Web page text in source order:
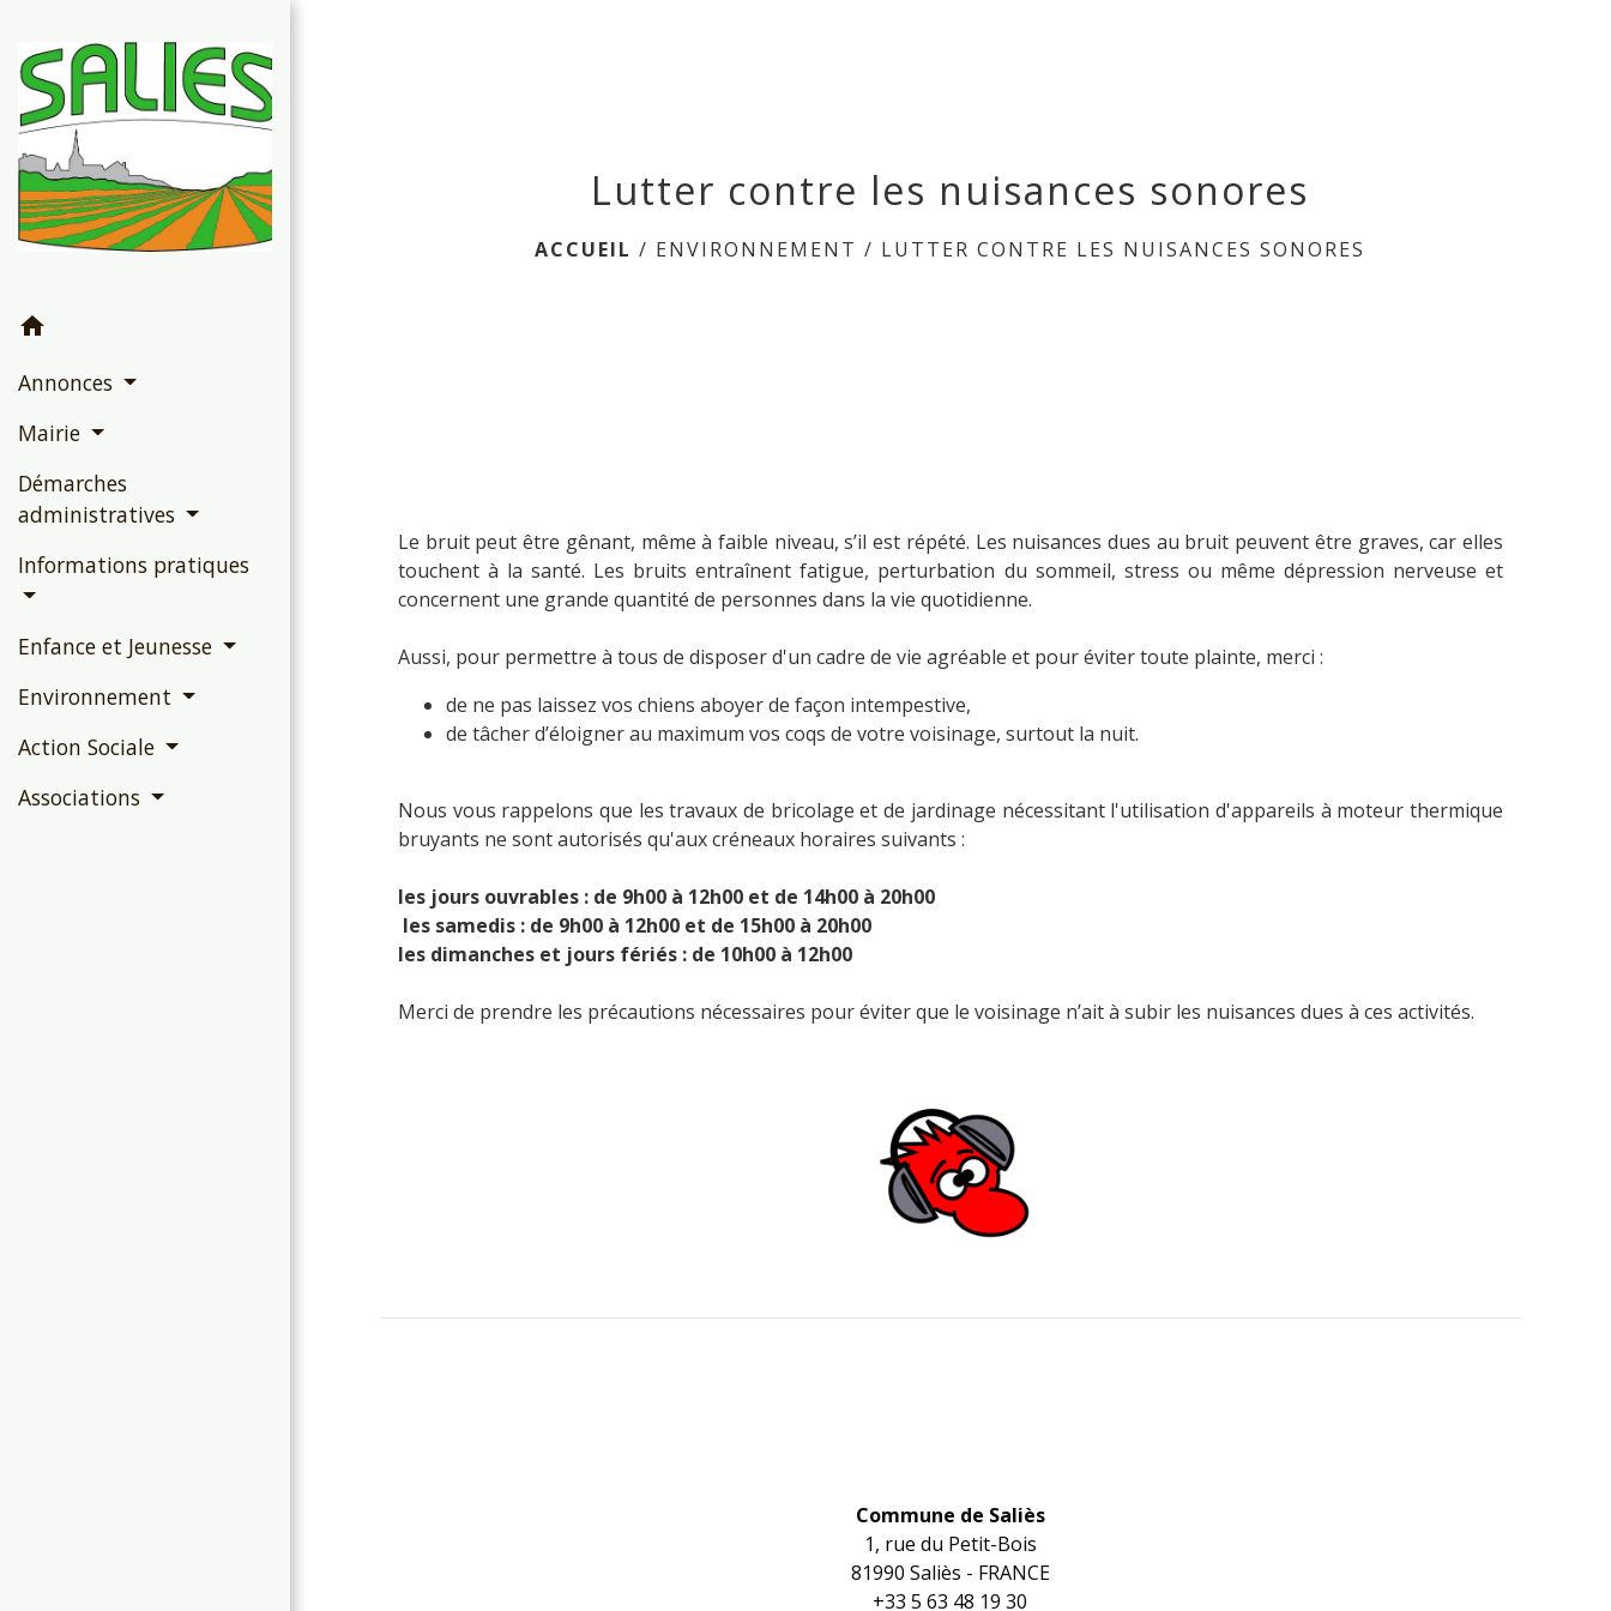
home
Annonces
Mairie
Démarches
administratives
Informations pratiques
Enfance et Jeunesse
Environnement
Action Sociale
Associations
Lutter contre les nuisances sonores
ACCUEIL / ENVIRONNEMENT / LUTTER CONTRE LES NUISANCES SONORES
Le bruit peut être gênant, même à faible niveau, s’il est répété. Les nuisances dues au bruit peuvent être graves, car elles
touchent à la santé. Les bruits entraînent fatigue, perturbation du sommeil, stress ou même dépression nerveuse et
concernent une grande quantité de personnes dans la vie quotidienne.
Aussi, pour permettre à tous de disposer d'un cadre de vie agréable et pour éviter toute plainte, merci :
de ne pas laissez vos chiens aboyer de façon intempestive,
de tâcher d’éloigner au maximum vos coqs de votre voisinage, surtout la nuit.
Nous vous rappelons que les travaux de bricolage et de jardinage nécessitant l'utilisation d'appareils à moteur thermique
bruyants ne sont autorisés qu'aux créneaux horaires suivants :
les jours ouvrables : de 9h00 à 12h00 et de 14h00 à 20h00
les samedis : de 9h00 à 12h00 et de 15h00 à 20h00
les dimanches et jours fériés : de 10h00 à 12h00
Merci de prendre les précautions nécessaires pour éviter que le voisinage n’ait à subir les nuisances dues à ces activités.
Commune de Saliès
1, rue du Petit-Bois
81990 Saliès - FRANCE
+33 5 63 48 19 30